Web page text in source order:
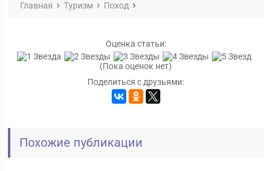
Главная Туризм Поход
Оценка статьи:
(Пока оценок нет)
Поделиться с друзьями:
Похожие публикации